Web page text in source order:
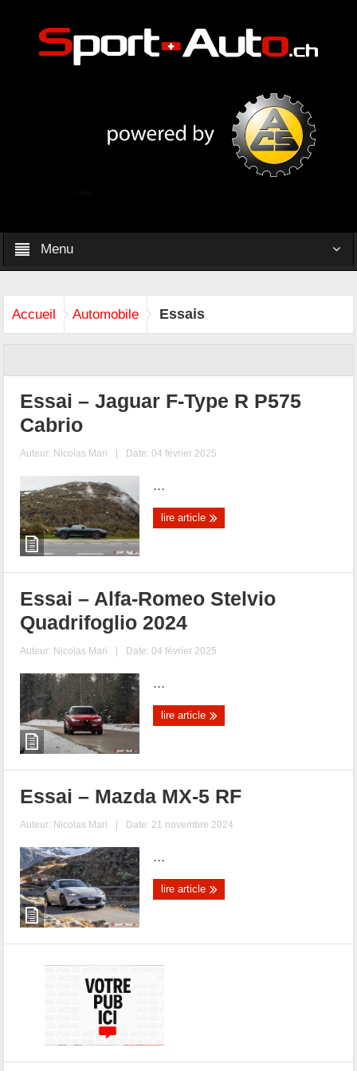
Menu
Accueil Automobile Essais
Essai – Jaguar F-Type R P575
Cabrio
Auteur: Nicolas Mari | Date: 04 février 2025
...
lire article
Essai – Alfa-Romeo Stelvio
Quadrifoglio 2024
Auteur: Nicolas Mari | Date: 04 février 2025
...
lire article
Essai – Mazda MX-5 RF
Auteur: Nicolas Mari | Date: 21 novembre 2024
...
lire article